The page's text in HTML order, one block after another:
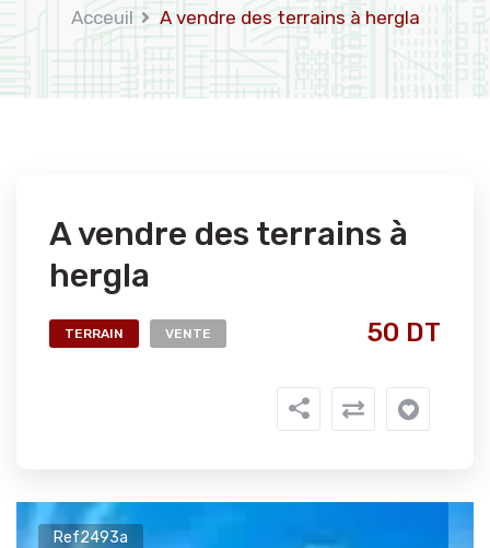
Acceuil A vendre des terrains à hergla
A vendre des terrains à
hergla
TERRAIN VENTE 50 DT
Ref2493a